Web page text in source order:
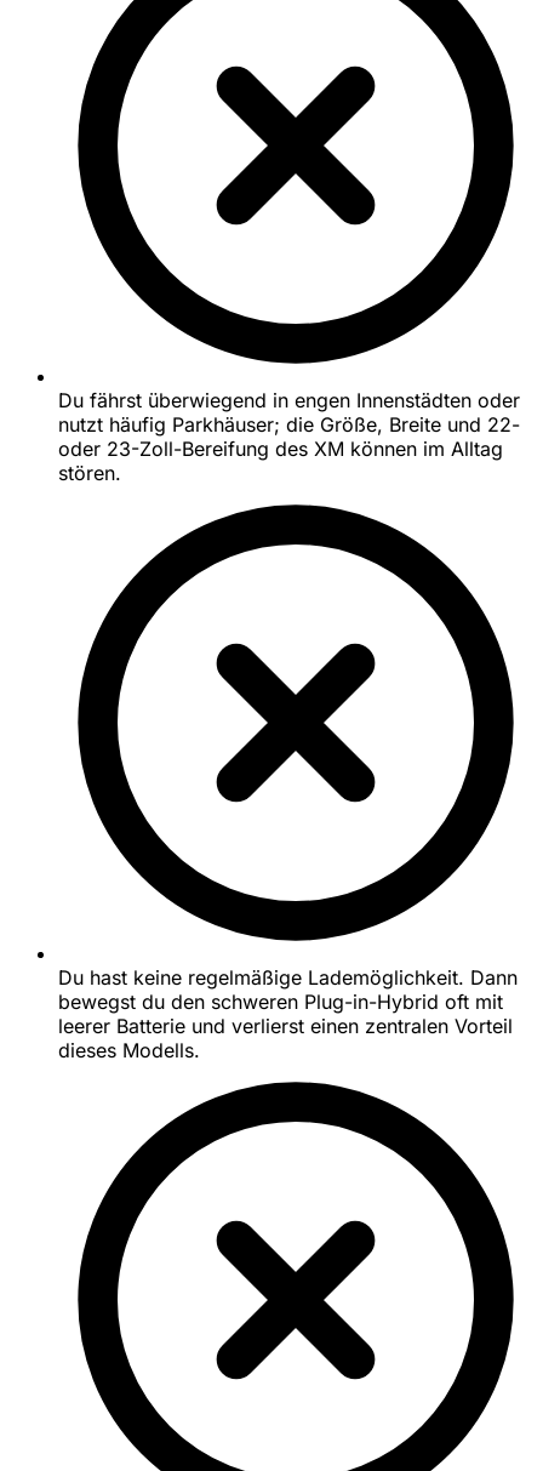
Du fährst überwiegend in engen Innenstädten oder
nutzt häufig Parkhäuser; die Größe, Breite und 22-
oder 23-Zoll-Bereifung des XM können im Alltag
stören.
Du hast keine regelmäßige Lademöglichkeit. Dann
bewegst du den schweren Plug-in-Hybrid oft mit
leerer Batterie und verlierst einen zentralen Vorteil
dieses Modells.